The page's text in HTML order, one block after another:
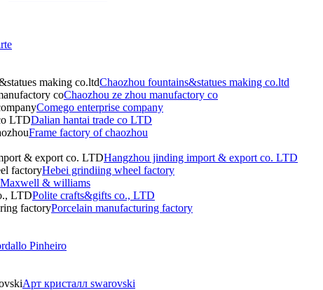
Chaozhou fountains&statues making co.ltd
Chaozhou ze zhou manufactory co
Comego enterprise company
Dalian hantai trade co LTD
Frame factory of chaozhou
Hangzhou jinding import & export co. LTD
Hebei grindiing wheel factory
Maxwell & williams
Polite crafts&gifts co., LTD
Porcelain manufacturing factory
Pinheiro
Арт кристалл swarovski